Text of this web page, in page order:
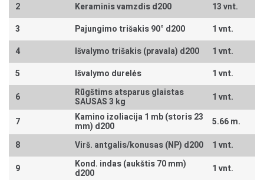
2
Keraminis vamzdis d200
13 vnt.
3
Pajungimo trišakis 90° d200
1 vnt.
4
Išvalymo trišakis (pravala) d200
1 vnt.
5
Išvalymo durelės
1 vnt.
6
Rūgštims atsparus glaistas
SAUSAS 3 kg
1 vnt.
7
Kamino izoliacija 1 mb (storis 23
mm) d200
5.66 m.
8
Virš. antgalis/konusas (NP) d200
1 vnt.
9
Kond. indas (aukštis 70 mm)
d200
1 vnt.